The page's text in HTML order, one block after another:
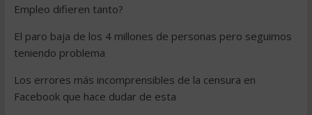
Empleo difieren tanto?
El paro baja de los 4 millones de personas pero seguimos
teniendo problema
Los errores más incomprensibles de la censura en
Facebook que hace dudar de esta